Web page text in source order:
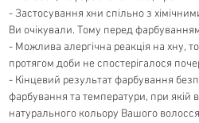
- Застосування хни спільно з
Ви очікували. Тому перед
- Можлива алергічна реакція на хну,
протягом доби не спостерігалося
- Кінцевий результат фарбування
фарбування та температури, при
натурального кольору Вашого